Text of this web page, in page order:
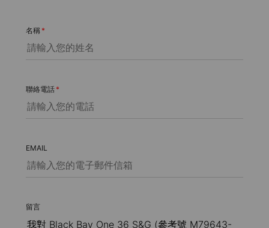
名稱 *
聯絡電話 *
EMAIL
留言